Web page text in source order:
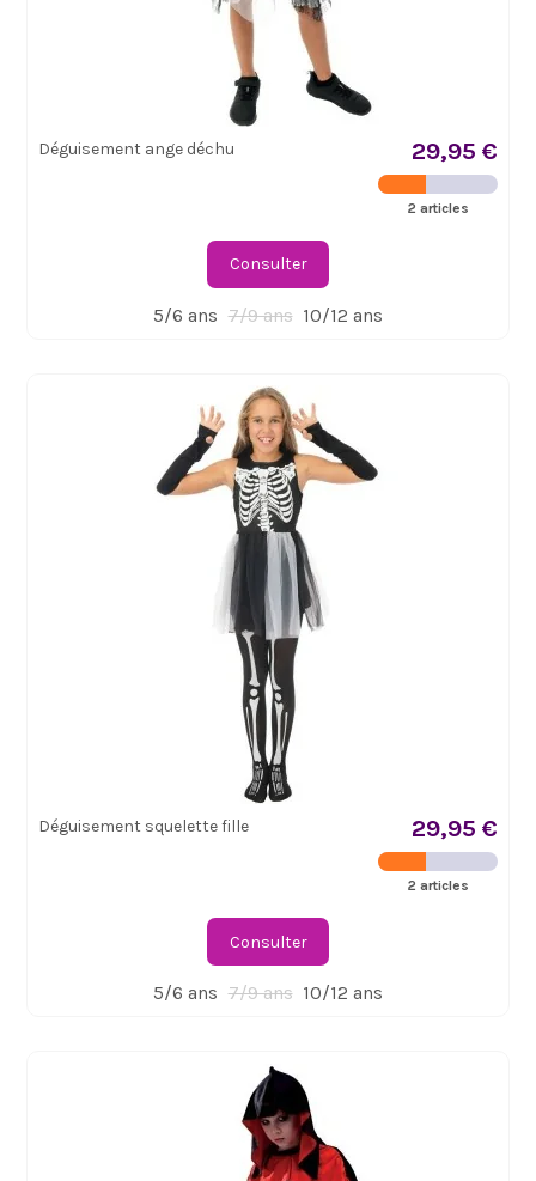
Déguisement ange déchu 29,95 €
2 articles
Consulter
5/6 ans 7/9 ans 10/12 ans
Déguisement squelette fille 29,95 €
2 articles
Consulter
5/6 ans 7/9 ans 10/12 ans